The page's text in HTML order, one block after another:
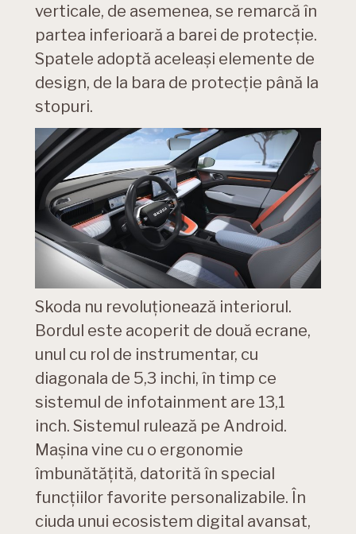
verticale, de asemenea, se remarcă în
partea inferioară a barei de protecție.
Spatele adoptă aceleași elemente de
design, de la bara de protecție până la
stopuri.
Skoda nu revoluționează interiorul.
Bordul este acoperit de două ecrane,
unul cu rol de instrumentar, cu
diagonala de 5,3 inchi, în timp ce
sistemul de infotainment are 13,1
inch. Sistemul rulează pe Android.
Mașina vine cu o ergonomie
îmbunătățită, datorită în special
funcțiilor favorite personalizabile. În
ciuda unui ecosistem digital avansat,